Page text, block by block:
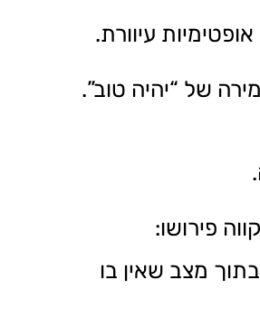
עיוורת.
של “יהיה טוב”.
פירושו:
בתוך מצב שאין בו